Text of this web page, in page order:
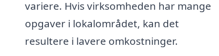
variere. Hvis virksomheden har mange
opgaver i lokalområdet, kan det
resultere i lavere omkostninger.